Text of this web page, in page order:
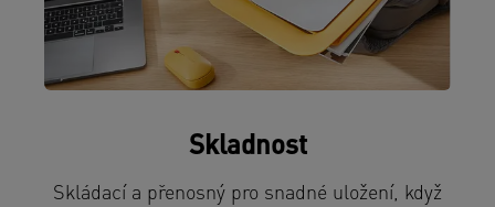
Skladnost
Skládací a přenosný pro snadné uložení, když